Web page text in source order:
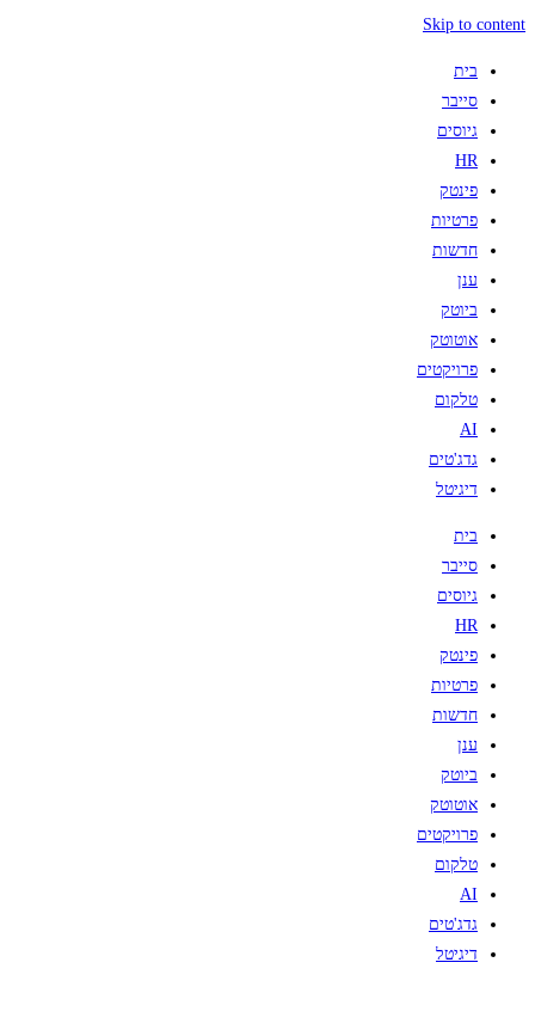
Skip to content
בית
סייבר
גיוסים
HR
פינטק
פרטיות
חדשות
ענן
ביוטק
אוטוטק
פרויקטים
טלקום
AI
גדג'טים
דיגיטל
בית
סייבר
גיוסים
HR
פינטק
פרטיות
חדשות
ענן
ביוטק
אוטוטק
פרויקטים
טלקום
AI
גדג'טים
דיגיטל